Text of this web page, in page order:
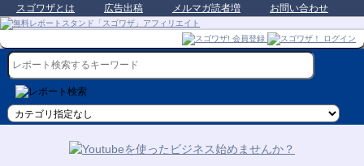
スゴワザとは 広告出稿 メルマガ読者増 お問い合わせ